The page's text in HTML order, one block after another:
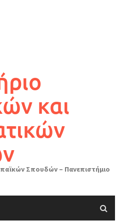
και
Σπουδών – Πανεπιστήμιο